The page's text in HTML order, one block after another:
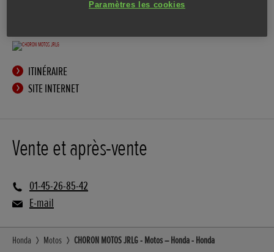
ITINÉRAIRE
SITE INTERNET
Vente et après-vente
01-45-26-85-42
E-mail
Honda Motos CHORON MOTOS JRLG - Motos – Honda - Honda
Paramètres les cookies